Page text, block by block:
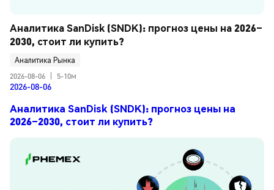
Аналитика SanDisk (SNDK): прогноз цены на 2026–
2030, стоит ли купить?
Аналитика Рынка
2026-08-06
5-10м
2026-08-06
Аналитика SanDisk (SNDK): прогноз цены на
2026–2030, стоит ли купить?